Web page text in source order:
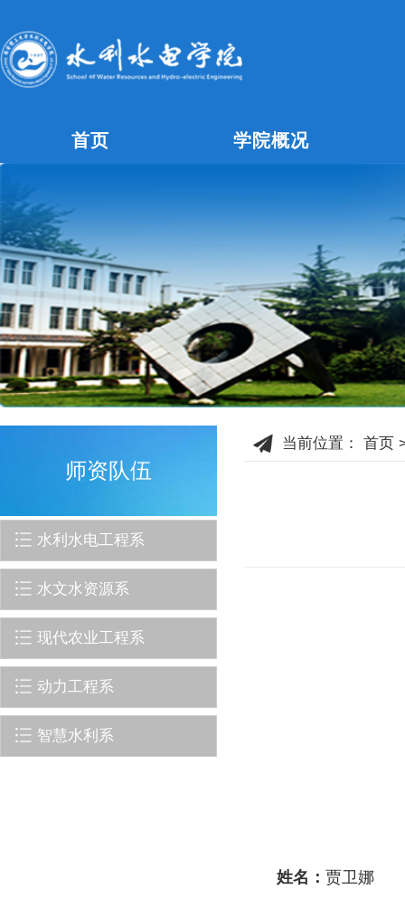
首页 学院概况
师资队伍
水利水电工程系
水文水资源系
现代农业工程系
动力工程系
智慧水利系
当前位置： 首页
姓名： 贾卫娜